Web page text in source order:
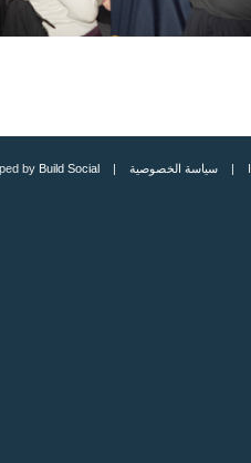
سياسة الخصوصية | Website developed by
Build Social